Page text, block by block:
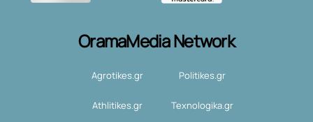
OramaMedia Network
Agrotikes.gr Politikes.gr
Athlitikes.gr Texnologika.gr